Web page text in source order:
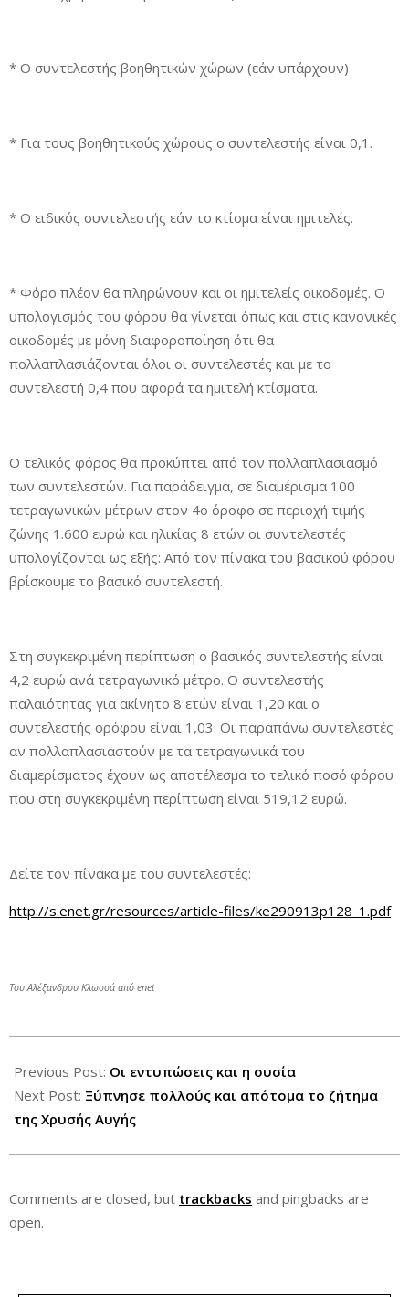
* Ο συντελεστής βοηθητικών χώρων (εάν υπάρχουν)
* Για τους βοηθητικούς χώρους ο συντελεστής είναι 0,1.
* Ο ειδικός συντελεστής εάν το κτίσμα είναι ημιτελές.
* Φόρο πλέον θα πληρώνουν και οι ημιτελείς οικοδομές. Ο
υπολογισμός του φόρου θα γίνεται όπως και στις κανονικές
οικοδομές με μόνη διαφοροποίηση ότι θα
πολλαπλασιάζονται όλοι οι συντελεστές και με το
συντελεστή 0,4 που αφορά τα ημιτελή κτίσματα.
Ο τελικός φόρος θα προκύπτει από τον πολλαπλασιασμό
των συντελεστών. Για παράδειγμα, σε διαμέρισμα 100
τετραγωνικών μέτρων στον 4ο όροφο σε περιοχή τιμής
ζώνης 1.600 ευρώ και ηλικίας 8 ετών οι συντελεστές
υπολογίζονται ως εξής: Από τον πίνακα του βασικού φόρου
βρίσκουμε το βασικό συντελεστή.
Στη συγκεκριμένη περίπτωση ο βασικός συντελεστής είναι
4,2 ευρώ ανά τετραγωνικό μέτρο. Ο συντελεστής
παλαιότητας για ακίνητο 8 ετών είναι 1,20 και ο
συντελεστής ορόφου είναι 1,03. Οι παραπάνω συντελεστές
αν πολλαπλασιαστούν με τα τετραγωνικά του
διαμερίσματος έχουν ως αποτέλεσμα το τελικό ποσό φόρου
που στη συγκεκριμένη περίπτωση είναι 519,12 ευρώ.
Δείτε τον πίνακα με του συντελεστές:
http://s.enet.gr/resources/article-files/ke290913p128_1.pdf
Του Αλέξανδρου Κλωσσά από enet
09-
30
Previous Post: Οι εντυπώσεις και η ουσία
Next Post: Ξύπνησε πολλούς και απότομα το ζήτημα
της Χρυσής Αυγής
Comments are closed, but trackbacks and pingbacks are
open.